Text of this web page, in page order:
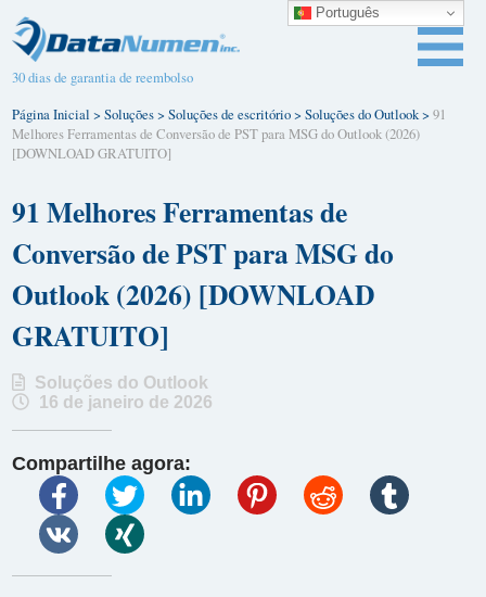
30 dias de garantia de reembolso
Página Inicial >Soluções>Soluções de escritório>Soluções do Outlook>91
Melhores Ferramentas de Conversão de PST para MSG do Outlook (2026)
[DOWNLOAD GRATUITO]
91 Melhores Ferramentas de
Conversão de PST para MSG do
Outlook (2026) [DOWNLOAD
GRATUITO]
Soluções do Outlook
16 de janeiro de 2026
Compartilhe agora:
Português